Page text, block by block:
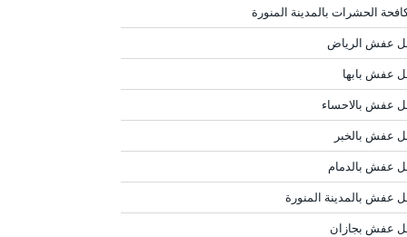
الحشرات بالمدينة المنورة
عفش الرياض
عفش بابها
عفش بالاحساء
عفش بالخبر
عفش بالدمام
عفش بالمدينة المنورة
عفش بجازان